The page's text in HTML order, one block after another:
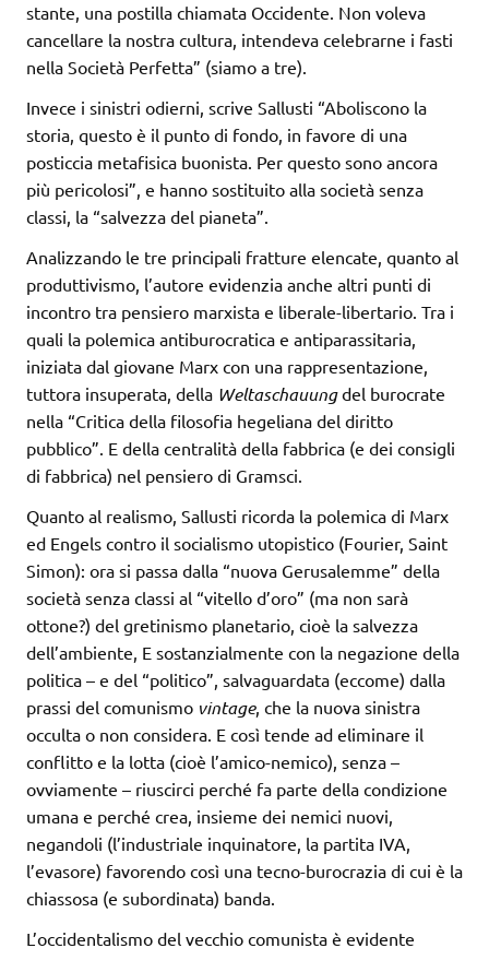
stante, una postilla chiamata Occidente. Non voleva
cancellare la nostra cultura, intendeva celebrarne i fasti
nella Società Perfetta” (siamo a tre).
Invece i sinistri odierni, scrive Sallusti “Aboliscono la
storia, questo è il punto di fondo, in favore di una
posticcia metafisica buonista. Per questo sono ancora
più pericolosi”, e hanno sostituito alla società senza
classi, la “salvezza del pianeta”.
Analizzando le tre principali fratture elencate, quanto al
produttivismo, l’autore evidenzia anche altri punti di
incontro tra pensiero marxista e liberale-libertario. Tra i
quali la polemica antiburocratica e antiparassitaria,
iniziata dal giovane Marx con una rappresentazione,
tuttora insuperata, della Weltaschauungdel burocrate
nella “Critica della filosofia hegeliana del diritto
pubblico”. E della centralità della fabbrica (e dei consigli
di fabbrica) nel pensiero di Gramsci.
Quanto al realismo, Sallusti ricorda la polemica di Marx
ed Engels contro il socialismo utopistico (Fourier, Saint
Simon): ora si passa dalla “nuova Gerusalemme” della
società senza classi al “vitello d’oro” (ma non sarà
ottone?) del gretinismo planetario, cioè la salvezza
dell’ambiente, E sostanzialmente con la negazione della
politica – e del “politico”, salvaguardata (eccome) dalla
prassi del comunismo vintage, che la nuova sinistra
occulta o non considera. E così tende ad eliminare il
conflitto e la lotta (cioè l’amico-nemico), senza –
ovviamente – riuscirci perché fa parte della condizione
umana e perché crea, insieme dei nemici nuovi,
negandoli (l’industriale inquinatore, la partita IVA,
l’evasore) favorendo così una tecno-burocrazia di cui è la
chiassosa (e subordinata) banda.
L’occidentalismo del vecchio comunista è evidente